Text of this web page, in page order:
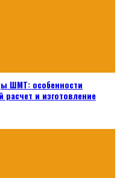
ШМТ: особенности
и изготовление